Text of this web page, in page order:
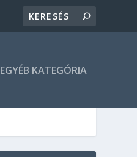
EGYÉB KATEGÓRIA